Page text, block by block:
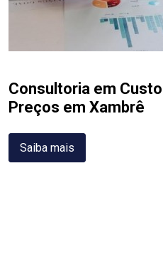
Consultoria em
Preços em Xambrê
Saiba mais